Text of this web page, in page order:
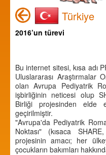
Türkiye
2016’un türevi
Bu internet sitesi, kısa adı
Uluslararası Araştırmalar
olan Avrupa Pediyatrik
işbirliğinin neticesi olup
Birliği projesinden elde
geçirilmiştir.
"Avrupa'da Pediyatrik
Noktası" (kısaca
projesinin amacı; her
çocukların bakımları